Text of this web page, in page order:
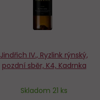
Jindřich IV., Ryzlink rýnský,
pozdní sběr, K4, Kadrnka
Skladom 21 ks